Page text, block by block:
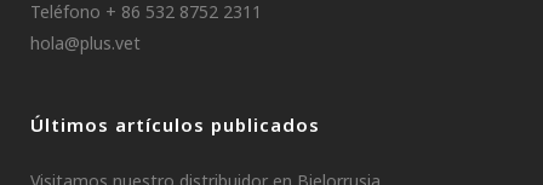
Teléfono + 86 532 8752 2311
hola@plus.vet
Últimos artículos publicados